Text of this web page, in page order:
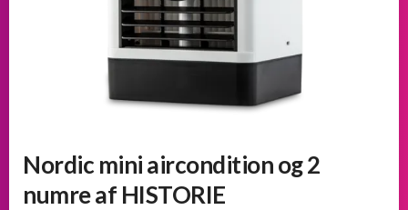
Nordic mini aircondition og 2
numre af HISTORIE
velkomsttilbud